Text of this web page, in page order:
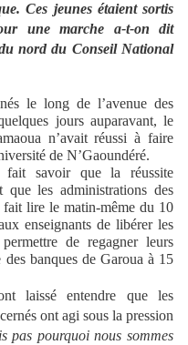
Ces jeunes étaient sortis
une marche a-t-on dit
nord du Conseil National
le long de l’avenue des
jours auparavant, le
n’avait réussi à faire
de N’Gaoundéré.
fait savoir que la réussite
les administrations des
fait lire le matin-même du 10
enseignants de libérer les
de regagner leurs
banques de Garoua à 15
laissé entendre que les
ont agi sous la pression
pas pourquoi nous sommes